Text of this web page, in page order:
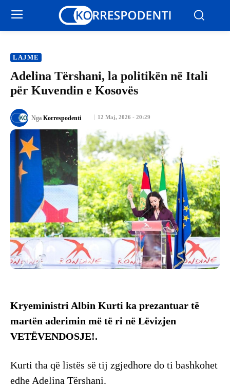
LAJME
Adelina Tërshani, la politikën në Itali
për Kuvendin e Kosovës
12 Maj, 2026 - 20:29
Nga Korrespodenti
Kryeministri Albin Kurti ka prezantuar të
martën aderimin më të ri në Lëvizjen
VETËVENDOSJE!.
Kurti tha që listës së tij zgjedhore do ti bashkohet
edhe Adelina Tërshani.